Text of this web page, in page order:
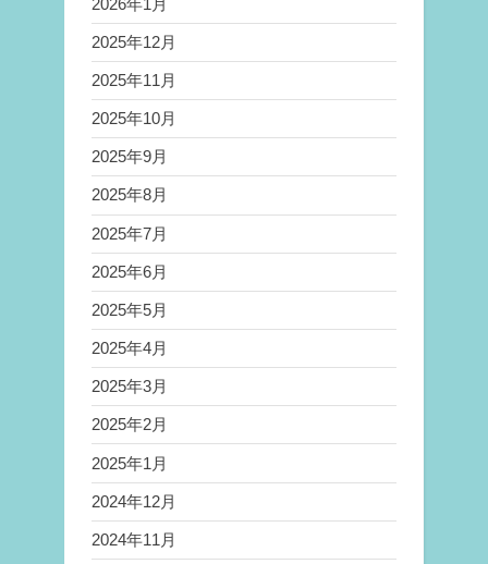
2025年12月
2025年11月
2025年10月
2025年9月
2025年8月
2025年7月
2025年6月
2025年5月
2025年4月
2025年3月
2025年2月
2025年1月
2024年12月
2024年11月